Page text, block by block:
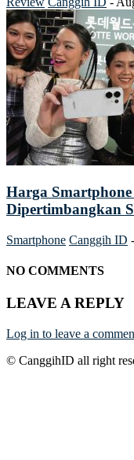
Harga
Dipertimbangkan
Smartphone Canggih ID -
NO COMMENTS
LEAVE A REPLY
Log in to leave a
© CanggihID all right